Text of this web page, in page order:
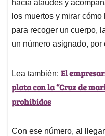
hacía ataúdes y
los muertos y mirar
para recoger un cuerpo,
un número asignado, por
Lea también: El
plata con la “Cruz de
prohibidos
Con ese número, al